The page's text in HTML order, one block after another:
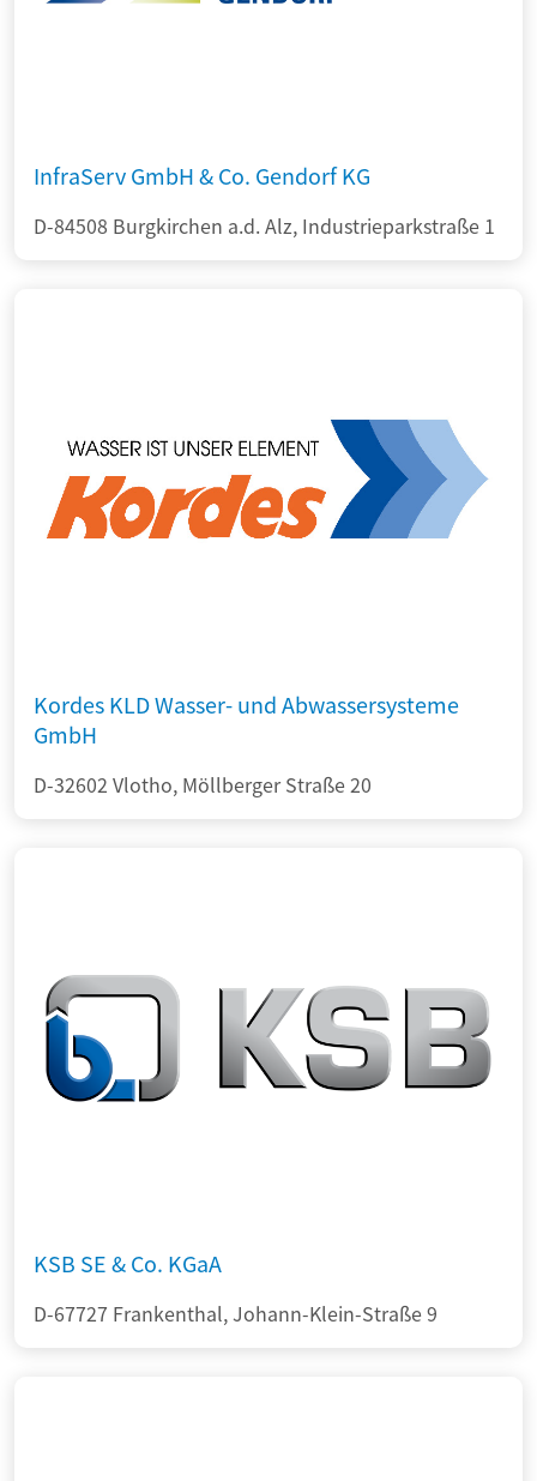
InfraServ GmbH & Co. Gendorf KG
D-84508 Burgkirchen a.d. Alz, Industrieparkstraße 1
Kordes KLD Wasser- und Abwassersysteme
GmbH
D-32602 Vlotho, Möllberger Straße 20
KSB SE & Co. KGaA
D-67727 Frankenthal, Johann-Klein-Straße 9